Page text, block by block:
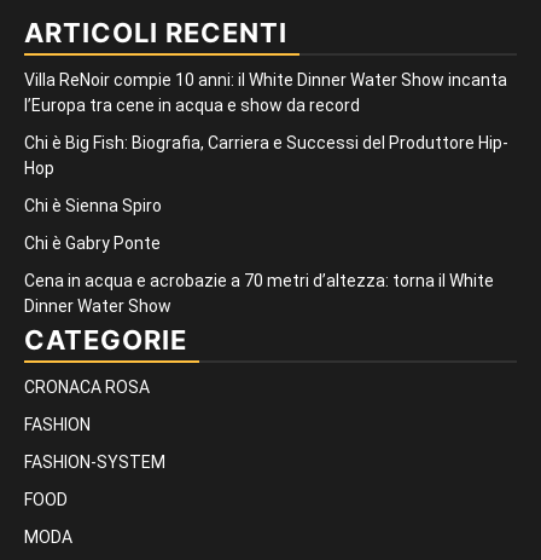
ARTICOLI RECENTI
Villa ReNoir compie 10 anni: il White Dinner Water Show incanta
l’Europa tra cene in acqua e show da record
Chi è Big Fish: Biografia, Carriera e Successi del Produttore Hip-
Hop
Chi è Sienna Spiro
Chi è Gabry Ponte
Cena in acqua e acrobazie a 70 metri d’altezza: torna il White
Dinner Water Show
CATEGORIE
CRONACA ROSA
FASHION
FASHION-SYSTEM
FOOD
MODA